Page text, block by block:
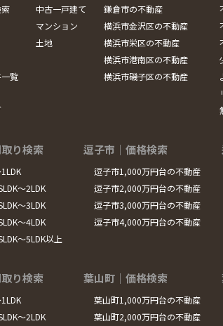
覧
中古一戸建て
マンション
土地
鎌倉市の不動産
横浜市金沢区の不動産
横浜市栄区の不動産
横浜市港南区の不動産
横浜市磯子区の不動産
り検索
～2LDK
～3LDK
～4LDK
～5LDK以上
逗子市｜価格検索
逗子市1,000万円台の不動産
逗子市2,000万円台の不動産
逗子市3,000万円台の不動産
逗子市4,000万円台の不動産
り検索
～2LDK
葉山町｜価格検索
葉山町1,000万円台の不動産
葉山町2,000万円台の不動産